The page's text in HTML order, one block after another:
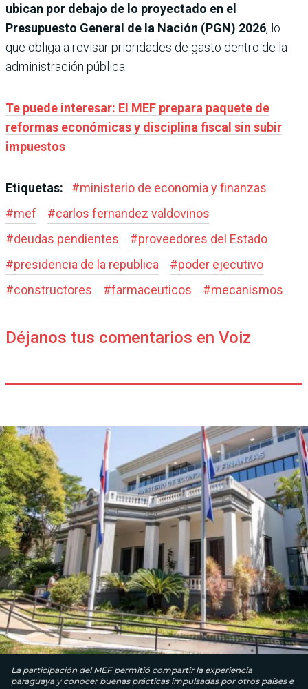
ubican por debajo de lo proyectado en el
Presupuesto General de la Nación (PGN) 2026, lo
que obliga a revisar prioridades de gasto dentro de la
administración pública.
Te puede interesar: El MEF prepara paquete de
reformas económicas y disciplina fiscal sin subir
impuestos
Etiquetas: #ministerio de economia y finanzas
#mef #carlos fernandez valdovinos
#deudas pendientes #proveedores del Estado
#presidencia de la republica #poder ejecutivo
#constructores #farmaceuticos #mecanismos
Déjanos tus comentarios en Voiz
La participación del MEF permitió compartir la experiencia
paraguaya y conocer buenas prácticas impulsadas por otros países e